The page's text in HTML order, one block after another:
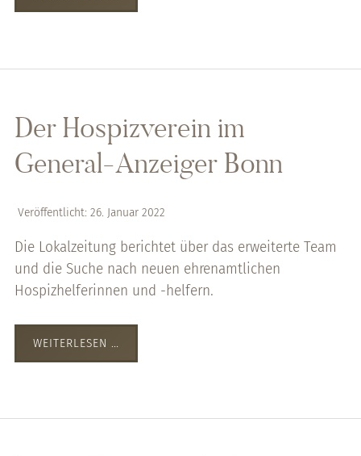
Der Hospizverein im
General-Anzeiger Bonn
Veröffentlicht: 26. Januar 2022
Die Lokalzeitung berichtet über das erweiterte Team
und die Suche nach neuen ehrenamtlichen
Hospizhelferinnen und -helfern.
WEITERLESEN …